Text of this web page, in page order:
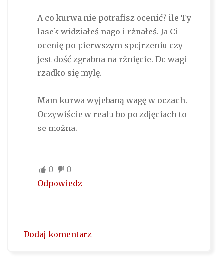
A co kurwa nie potrafisz ocenić? ile Ty
lasek widziałeś nago i rżnałeś. Ja Ci
ocenię po pierwszym spojrzeniu czy
jest dość zgrabna na rżnięcie. Do wagi
rzadko się mylę.
Mam kurwa wyjebaną wagę w oczach.
Oczywiście w realu bo po zdjęciach to
se można.
0
0
Odpowiedz
Dodaj komentarz